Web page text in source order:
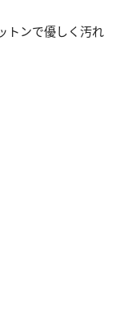
トンで優しく汚れ